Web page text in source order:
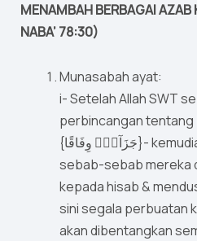
MENAMBAH BERBAGAI AZAB
NABA’ 78:30)
Munasabah ayat:
i- Setelah Allah SWT
perbincangan tentang
{جَزَآءًۭ وِفَاقًا}- kemudian Allah SWT nyatakan
sebab-sebab mereka
kepada hisab &
sini segala perbuatan
akan dibentangkan